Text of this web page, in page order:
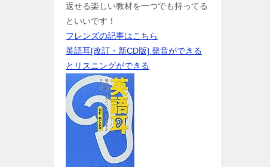
返せる楽しい教材を一つでも持ってる
といいです！
フレンズの記事はこちら
英語耳[改訂・新CD版] 発音ができる
とリスニングができる